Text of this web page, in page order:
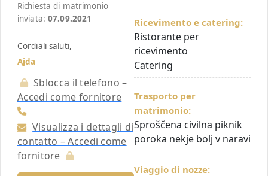
Richiesta di matrimonio
inviata:07.09.2021
Cordiali saluti,
Ajda
Sblocca il telefono –
Accedi come fornitore
Visualizza i dettagli di
contatto – Accedi come
fornitore
Ricevimento e catering:
Ristorante per
ricevimento
Catering
Trasporto per
matrimonio:
Sproščena civilna piknik
poroka nekje bolj v naravi
Viaggio di nozze: